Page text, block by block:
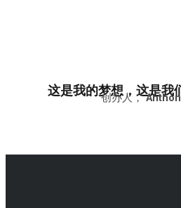
这是我的梦想，这是我
创办人，